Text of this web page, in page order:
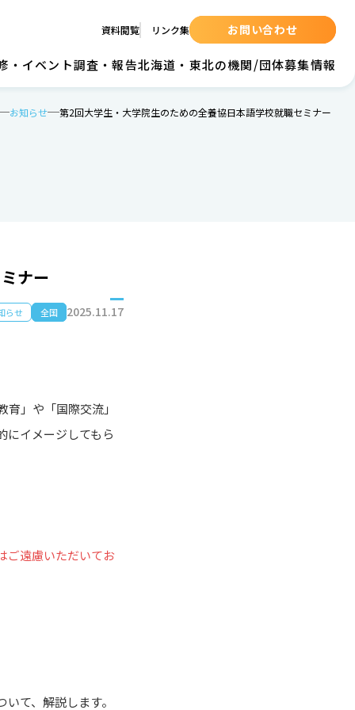
資料閲覧 リンク集 お問い合わせ
・イベント調査・報告北海道・東北の機関/団体募集情報
お知らせ 第2回大学生・大学院生のための全養協日本語学校就職セミナー
ナー
らせ 全国 2025.11.17
」や「国際交流」
にイメージしてもら
ご遠慮いただいてお
て、解説します。